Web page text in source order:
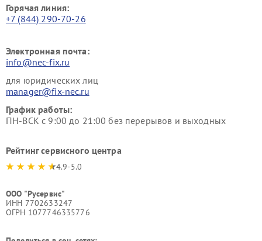
Горячая линия:
+7 (844) 290-70-26
Электронная почта:
info@nec-fix.ru
для юридических лиц
manager@fix-nec.ru
График работы:
ПН-ВСК с 9:00 до 21:00 без перерывов и выходных
Рейтинг сервисного центра
4.9-5.0
ООО "Русервис"
ИНН 7702633247
ОГРН 1077746335776